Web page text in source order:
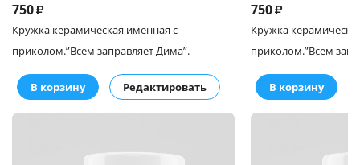
750₽
Кружка керамическая именная с
приколом.”Всем заправляет Дима”.
В корзину Редактировать
750₽
Кружка
приколом.”Всем
В корзину